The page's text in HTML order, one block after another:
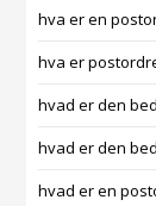
hva er en
hva er
hvad er den
hvad er den
hvad er en